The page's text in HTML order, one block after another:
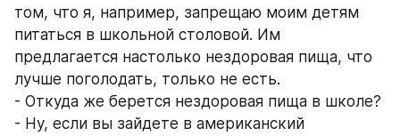
том, что я, например, запрещаю моим детям
питаться в школьной столовой. Им
предлагается настолько нездоровая пища, что
лучше поголодать, только не есть.
- Откуда же берется нездоровая пища в школе?
- Ну, если вы зайдете в американский